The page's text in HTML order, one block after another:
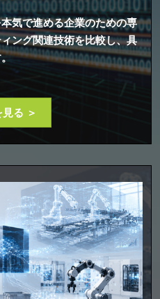
気で進める企業のための専
ング関連技術を比較し、具
る ＞